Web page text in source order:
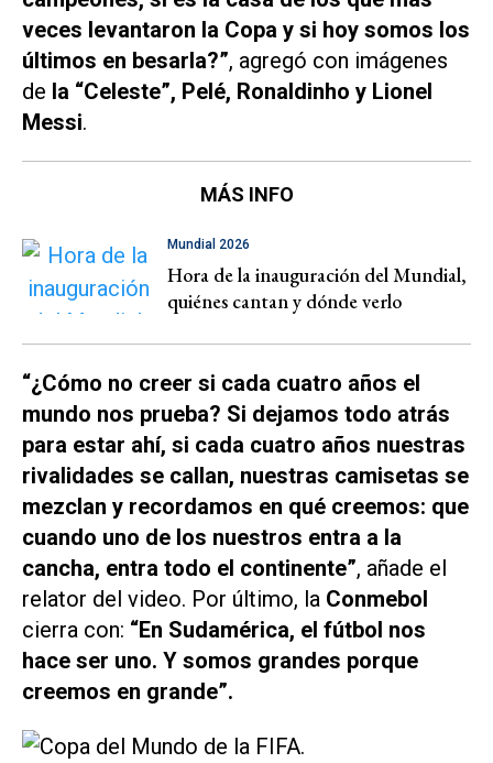
veces levantaron la Copa y si hoy somos los
últimos en besarla?”, agregó con imágenes
de la “Celeste”, Pelé, Ronaldinho y Lionel
Messi.
MÁS INFO
Mundial 2026
Hora de la inauguración del Mundial,
quiénes cantan y dónde verlo
“¿Cómo no creer si cada cuatro años el
mundo nos prueba? Si dejamos todo atrás
para estar ahí, si cada cuatro años nuestras
rivalidades se callan, nuestras camisetas se
mezclan y recordamos en qué creemos: que
cuando uno de los nuestros entra a la
cancha, entra todo el continente”, añade el
relator del video. Por último, la Conmebol
cierra con: “En Sudamérica, el fútbol nos
hace ser uno. Y somos grandes porque
creemos en grande”.